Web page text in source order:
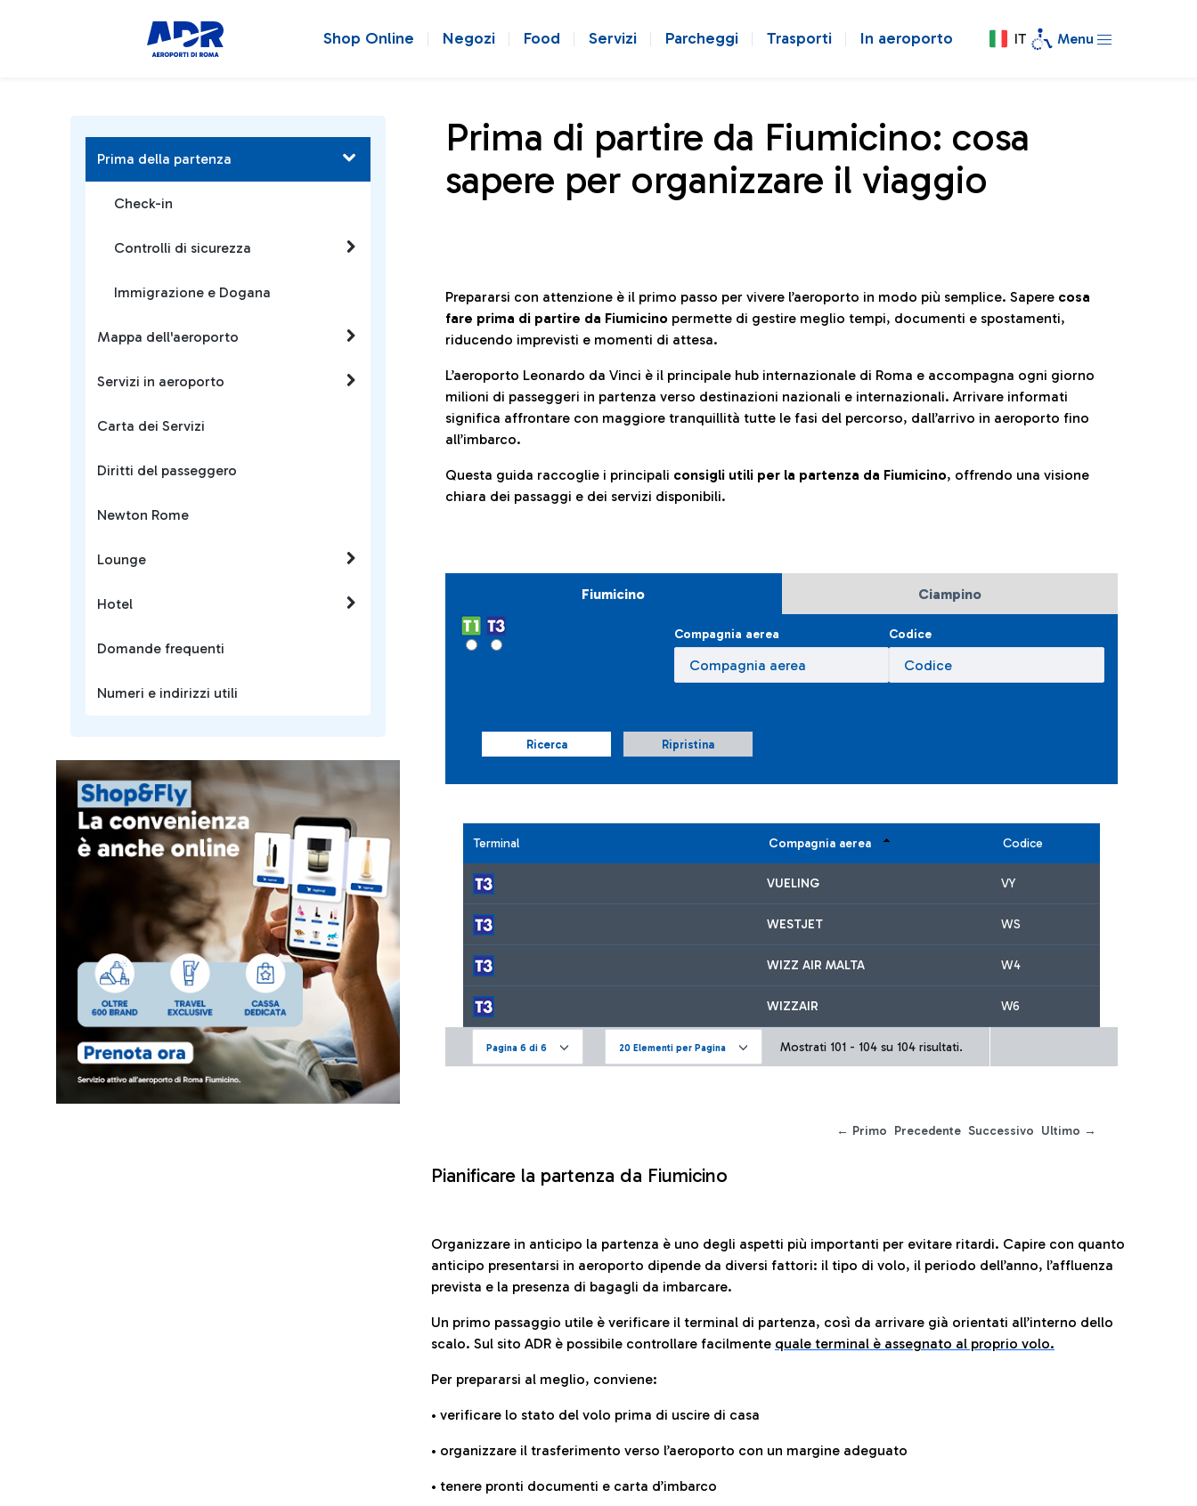
Shop Online Negozi Food Servizi Parcheggi Trasporti In aeroporto IT Menu
Prima di partire da Fiumicino: cosa
sapere per organizzare il viaggio
Prepararsi con attenzione è il primo passo per vivere l’aeroporto in modo più semplice. Sapere cosa
fare prima di partire da Fiumicino permette di gestire meglio tempi, documenti e spostamenti,
riducendo imprevisti e momenti di attesa.
L’aeroporto Leonardo da Vinci è il principale hub internazionale di Roma e accompagna ogni giorno
milioni di passeggeri in partenza verso destinazioni nazionali e internazionali. Arrivare informati
significa affrontare con maggiore tranquillità tutte le fasi del percorso, dall’arrivo in aeroporto fino
all’imbarco.
Questa guida raccoglie i principali consigli utili per la partenza da Fiumicino, offrendo una visione
chiara dei passaggi e dei servizi disponibili.
Fiumicino Ciampino
Compagnia aerea Codice
Ricerca Ripristina
Terminal Compagnia aerea Codice
VUELING VY
WESTJET WS
WIZZ AIR MALTA W4
WIZZAIR W6
Pagina 6 di 6 20 Elementi per Pagina Mostrati 101 - 104 su 104 risultati.
← Primo Precedente Successivo Ultimo →
Pianificare la partenza da Fiumicino
Organizzare in anticipo la partenza è uno degli aspetti più importanti per evitare ritardi. Capire con quanto
anticipo presentarsi in aeroporto dipende da diversi fattori: il tipo di volo, il periodo dell’anno, l’affluenza
prevista e la presenza di bagagli da imbarcare.
Un primo passaggio utile è verificare il terminal di partenza, così da arrivare già orientati all’interno dello
scalo. Sul sito ADR è possibile controllare facilmente quale terminal è assegnato al proprio volo.
Per prepararsi al meglio, conviene:
• verificare lo stato del volo prima di uscire di casa
• organizzare il trasferimento verso l’aeroporto con un margine adeguato
• tenere pronti documenti e carta d’imbarco
Prima della partenza
Check-in
Controlli di sicurezza
Immigrazione e Dogana
Mappa dell'aeroporto
Servizi in aeroporto
Carta dei Servizi
Diritti del passeggero
Newton Rome
Lounge
Hotel
Domande frequenti
Numeri e indirizzi utili